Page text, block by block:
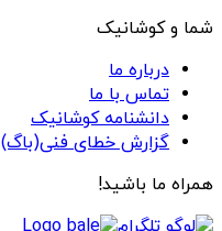
شما و کوشانیک
درباره ما
تماس با ما
دانشنامه کوشانیک
گزارش خطای فنی(باگ)
همراه ما باشید!